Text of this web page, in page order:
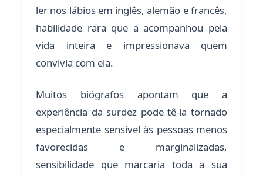
ler nos lábios em inglês, alemão e francês,
habilidade rara que a acompanhou pela
vida inteira e impressionava quem
convivia com ela.
Muitos biógrafos apontam que a
experiência da surdez pode tê-la tornado
especialmente sensível às pessoas menos
favorecidas e marginalizadas,
sensibilidade que marcaria toda a sua